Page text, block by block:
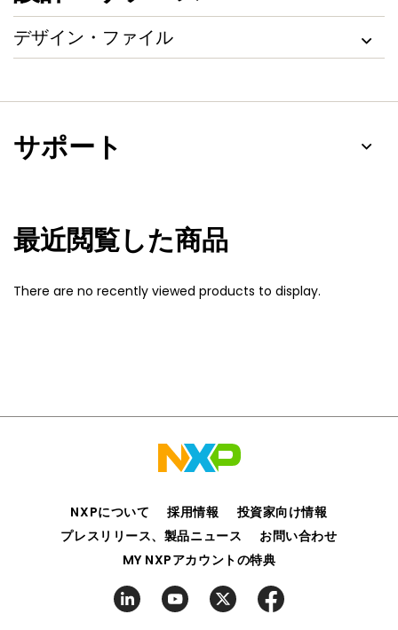
デザイン・ファイル
サポート
最近閲覧した商品
There are no recently viewed products to display.
NXPについて 採用情報
投資家向け情報
プレスリリース、製品ニュース
お問い合わせ
MY NXPアカウントの特典